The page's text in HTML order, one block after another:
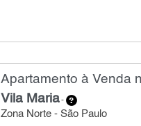
Apartamento à Venda
Vila Maria-
Zona Norte - São Paulo